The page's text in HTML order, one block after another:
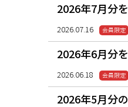
2026年7月分
2026.07.16
2026年6月分
2026.06.18
2026年5月分